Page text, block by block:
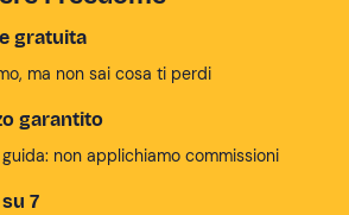
gratuita
ma non sai cosa ti perdi
garantito
non applichiamo commissioni
7